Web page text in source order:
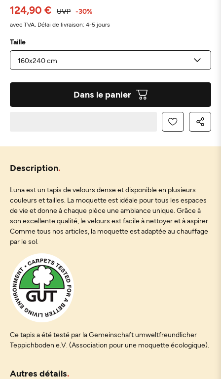
124,90 € UVP -30%
avec TVA, Délai de livraison: 4-5 jours
Taille
Dans le panier
Description
Luna est un tapis de velours dense et disponible en plusieurs
couleurs et tailles. La moquette est idéale pour tous les espaces
de vie et donne à chaque pièce une ambiance unique. Grâce à
son excellente qualité, le velours est facile à nettoyer et à aspirer.
Comme tous nos articles, la moquette est adaptée au chauffage
par le sol.
Ce tapis a été testé par la Gemeinschaft umweltfreundlicher
Teppichboden e.V. (Association pour une moquette écologique).
Autres détails